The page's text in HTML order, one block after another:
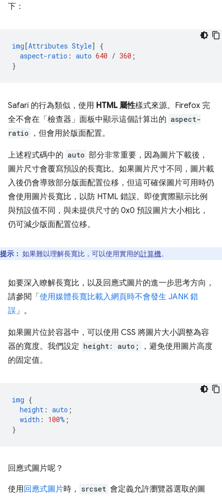
下：
img [Attributes Style]
{
aspect-ratio : auto 640 / 360 ;
}
Safari 的行為類似，使用 HTML 屬性樣式來源。Firefox 完
全不會在「檢查器」 面板中顯示這個計算出的 aspect-
ratio
，但會用於版面配置。
上述程式碼中的 auto 部分非常重要，因為圖片下載後，
圖片尺寸會覆寫預設的長寬比。如果圖片尺寸不同，圖片載
入後仍會導致部分版面配置位移，但這可確保圖片可用時仍
會使用圖片長寬比，以防 HTML 錯誤。即使實際顯示比例
與預設值不同，與未提供尺寸的 0x0 預設圖片大小相比，
仍可減少版面配置位移。
提示： 如果難以理解長寬比，可以使用實用的計算機。
如要深入瞭解長寬比，以及回應式圖片的進一步思考方向，
請參閱「 使用媒體長寬比載入網頁時不會發生 JANK 錯
誤」。
如果圖片位於容器中，可以使用 CSS 將圖片大小調整為容
器的寬度。我們設定 height: auto;
，避免使用圖片高度
的固定值。
img {
height : auto ;
width : 100% ;
}
回應式圖片呢？
使用回應式圖片時， srcset 會定義允許瀏覽器選取的圖